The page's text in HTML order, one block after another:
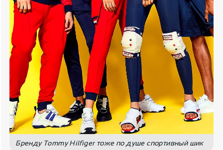
Бренду Tommy Hilfiger тоже по душе спортивный шик